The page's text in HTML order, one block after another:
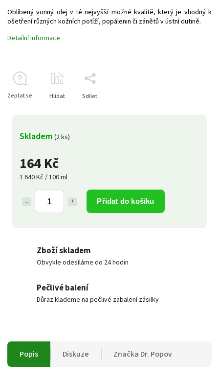
164 Kč
1 640 Kč / 100 ml
Přidat do košíku
Skladem (2 ks)
Oblíbený vonný olej v té nejvyšší možné kvalitě, který je vhodný k
ošetření různých kožních potíží, popálenin či zánětů v ústní dutině.
Detailní informace
Zeptat se Hlídat Sdílet
Zboží skladem
Obvykle odesíláme do 24 hodin
Pečlivé balení
Důraz klademe na pečlivé zabalení zásilky
Popis Diskuze Značka Dr. Popov